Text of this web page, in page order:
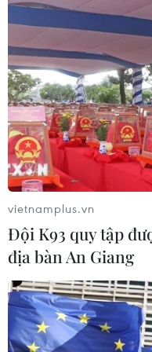
Hệ thống y tế đa
gần dân
04/08/2026 04:55
Bộ Y tế đề xuất 8
trong sửa đổi Luật
tạng
03/08/2026 14:44
Quảng Ninh chấm dứt
động vật không đủ
31/10
03/08/2026 11:31
vietnamplus.vn
Đội K93 quy tập
địa bàn An Giang